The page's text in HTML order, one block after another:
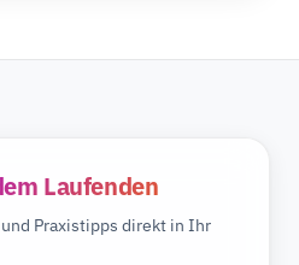
Laufenden
Praxistipps direkt in Ihr